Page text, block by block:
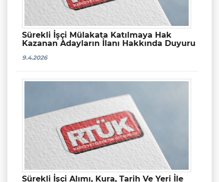
Sürekli İşçi Mülakata Katılmaya Hak
Kazanan Adayların İlanı Hakkında Duyuru
9.4.2026
Sürekli İşçi Alımı, Kura, Tarih Ve Yeri İle